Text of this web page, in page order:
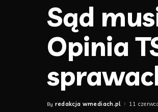
Sąd
Opinia
Posted
By redakcja wmediach.pl 11